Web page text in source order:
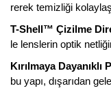
rerek temizliği
T-Shell™ Çizilme
le lenslerin optik
Kırılmaya
bu yapı, dışarıdan